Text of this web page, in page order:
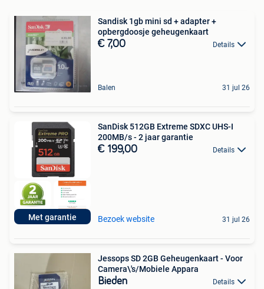
Sandisk 1gb mini sd + adapter +
opbergdoosje geheugenkaart
€ 7,00 Details
Balen 31 jul 26
Met garantie
SanDisk 512GB Extreme SDXC UHS-I
200MB/s - 2 jaar garantie
€ 199,00 Details
Bezoek website 31 jul 26
Jessops SD 2GB Geheugenkaart - Voor
Camera\'s/Mobiele Appara
Bieden Details